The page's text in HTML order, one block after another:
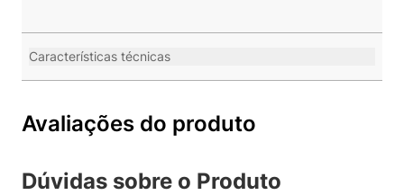
Características técnicas
Avaliações do produto
Dúvidas sobre o Produto